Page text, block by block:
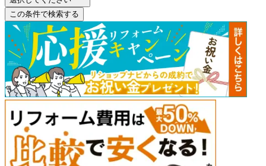
この条件で検索する